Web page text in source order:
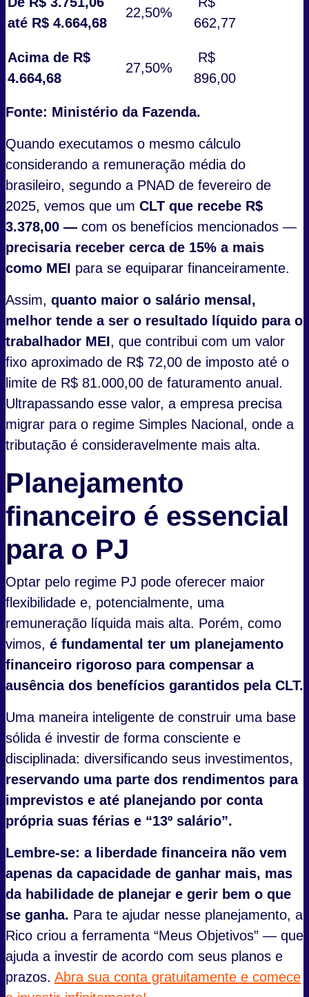
até R$ 4.664,68
22,50%
662,77
Acima de R$
4.664,68
27,50%
R$
896,00
Fonte: Ministério da Fazenda.
Quando executamos o mesmo cálculo
considerando a remuneração média do
brasileiro, segundo a PNAD de fevereiro de
2025, vemos que um CLT que recebe R$
3.378,00 — com os benefícios mencionados —
precisaria receber cerca de 15% a mais
como MEI para se equiparar financeiramente.
Assim, quanto maior o salário mensal,
melhor tende a ser o resultado líquido para o
trabalhador MEI, que contribui com um valor
fixo aproximado de R$ 72,00 de imposto até o
limite de R$ 81.000,00 de faturamento anual.
Ultrapassando esse valor, a empresa precisa
migrar para o regime Simples Nacional, onde a
tributação é consideravelmente mais alta.
Planejamento
financeiro é essencial
para o PJ
Optar pelo regime PJ pode oferecer maior
flexibilidade e, potencialmente, uma
remuneração líquida mais alta. Porém, como
vimos, é fundamental ter um planejamento
financeiro rigoroso para compensar a
ausência dos benefícios garantidos pela CLT.
Uma maneira inteligente de construir uma base
sólida é investir de forma consciente e
disciplinada: diversificando seus investimentos,
reservando uma parte dos rendimentos para
imprevistos e até planejando por conta
própria suas férias e “13º salário”.
Lembre-se: a liberdade financeira não vem
apenas da capacidade de ganhar mais, mas
da habilidade de planejar e gerir bem o que
se ganha. Para te ajudar nesse planejamento, a
Rico criou a ferramenta “Meus Objetivos” — que
ajuda a investir de acordo com seus planos e
prazos. Abra sua conta gratuitamente e comece